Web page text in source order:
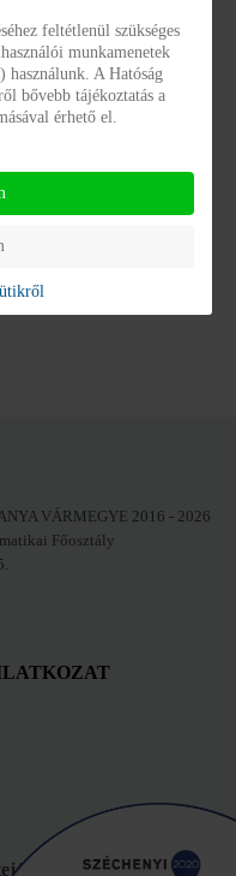
VÁRMEGYE 2016 - 2026
Főosztály
feltétlenül szükséges
munkamenetek
használunk. A Hatóság
bővebb tájékoztatás a
érhető el.